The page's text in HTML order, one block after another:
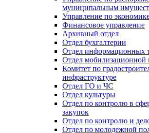
муниципальным
Управление по
Финансовое управление
Архивный отдел
Отдел бухгалтерии
Отдел информационных
Отдел мобилизационной
Комитет по
инфраструктуре
Отдел ГО и ЧС
Отдел культуры
Отдел по контролю в
закупок
Отдел по контролю и
Отдел по молодежной